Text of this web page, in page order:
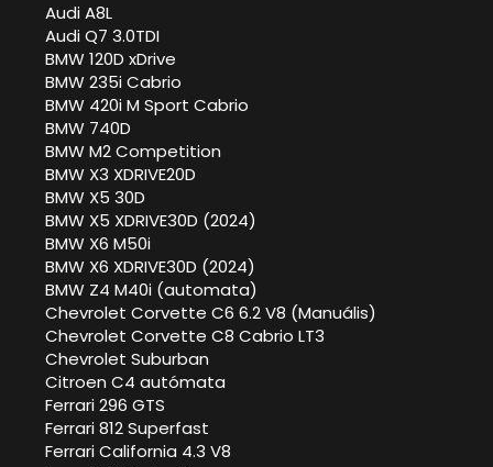
Audi A8L
Audi Q7 3.0TDI
BMW 120D xDrive
BMW 235i Cabrio
BMW 420i M Sport Cabrio
BMW 740D
BMW M2 Competition
BMW X3 XDRIVE20D
BMW X5 30D
BMW X5 XDRIVE30D (2024)
BMW X6 M50i
BMW X6 XDRIVE30D (2024)
BMW Z4 M40i (automata)
Chevrolet Corvette C6 6.2 V8 (Manuális)
Chevrolet Corvette C8 Cabrio LT3
Chevrolet Suburban
Citroen C4 autómata
Ferrari 296 GTS
Ferrari 812 Superfast
Ferrari California 4.3 V8